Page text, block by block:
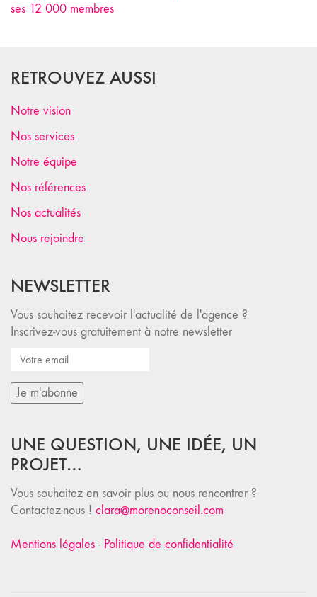
ses 12 000 membres
RETROUVEZ AUSSI
Notre vision
Nos services
Notre équipe
Nos références
Nos actualités
Nous rejoindre
NEWSLETTER
Vous souhaitez recevoir l'actualité de l'agence ?
Inscrivez-vous gratuitement à notre newsletter
UNE QUESTION, UNE IDÉE, UN
PROJET…
Vous souhaitez en savoir plus ou nous rencontrer ?
Contactez-nous ! clara@morenoconseil.com
Mentions légales - Politique de confidentialité